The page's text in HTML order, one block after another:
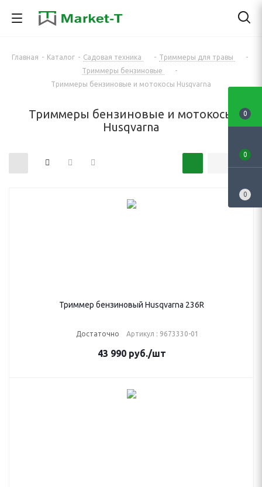
Главная - Каталог - Садовая техника - Триммеры для травы
-
Триммеры бензиновые
-
Триммеры бензиновые и мотокосы Husqvarna
Триммеры бензиновые и мотокосы
Husqvarna
Триммер бензиновый Husqvarna 236R
Достаточно Артикул : 9673330-01
43 990руб./шт
0
0
0